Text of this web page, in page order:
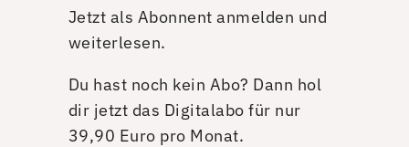
Jetzt als Abonnent anmelden und
weiterlesen.
Du hast noch kein Abo? Dann hol
dir jetzt das Digitalabo für nur
39,90 Euro pro Monat.